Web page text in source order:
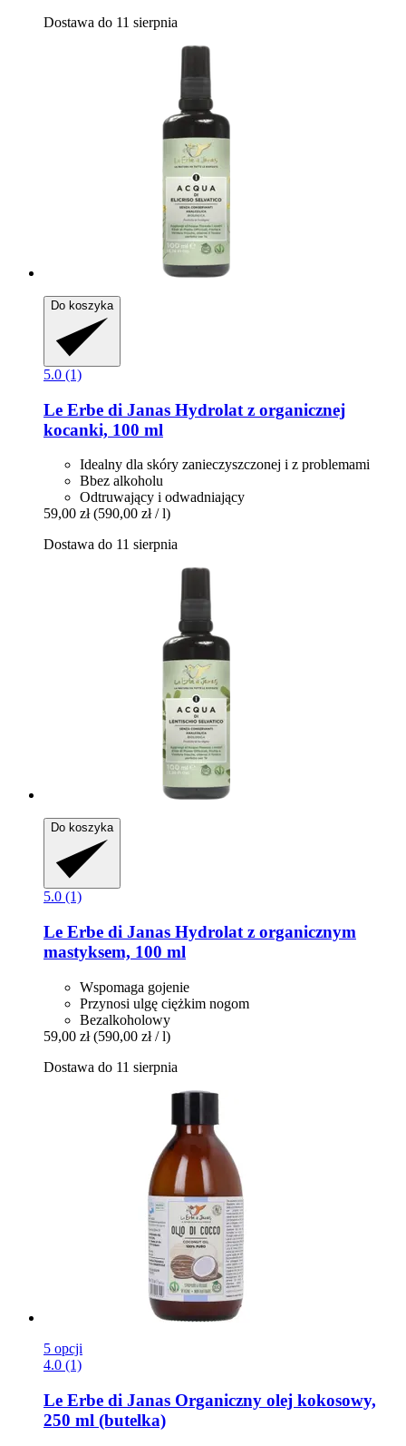
Dostawa do 11 sierpnia
Do koszyka
5.0 (1)
Le Erbe di Janas Hydrolat z organicznej
kocanki, 100 ml
Idealny dla skóry zanieczyszczonej i z problemami
Bbez alkoholu
Odtruwający i odwadniający
59,00 zł (590,00 zł / l)
Dostawa do 11 sierpnia
Do koszyka
5.0 (1)
Le Erbe di Janas Hydrolat z organicznym
mastyksem, 100 ml
Wspomaga gojenie
Przynosi ulgę ciężkim nogom
Bezalkoholowy
59,00 zł (590,00 zł / l)
Dostawa do 11 sierpnia
5 opcji
4.0 (1)
Le Erbe di Janas Organiczny olej kokosowy,
250 ml (butelka)